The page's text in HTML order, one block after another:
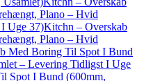
Plano – Hvid
Uge 37)Kitchn – Overskab
Plano – Hvid
Med Boring Til Spot I Bund
– Levering Tidligst I Uge
Spot I Bund (600mm,